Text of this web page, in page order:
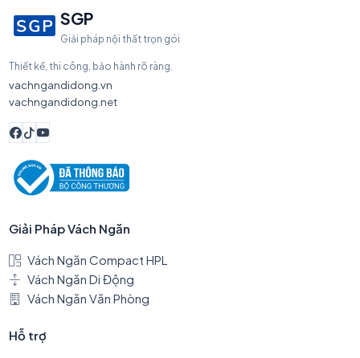
SGP
Giải pháp nội thất trọn gói
Thiết kế, thi công, bảo hành rõ ràng.
vachngandidong.vn
vachngandidong.net
Giải Pháp Vách Ngăn
Vách Ngăn Compact HPL
Vách Ngăn Di Động
Vách Ngăn Văn Phòng
Hỗ trợ